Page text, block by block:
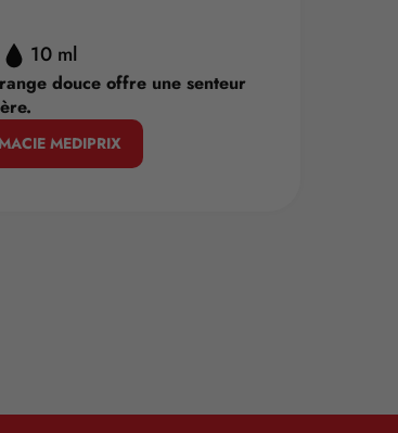
10 ml
douce offre une senteur
MEDIPRIX